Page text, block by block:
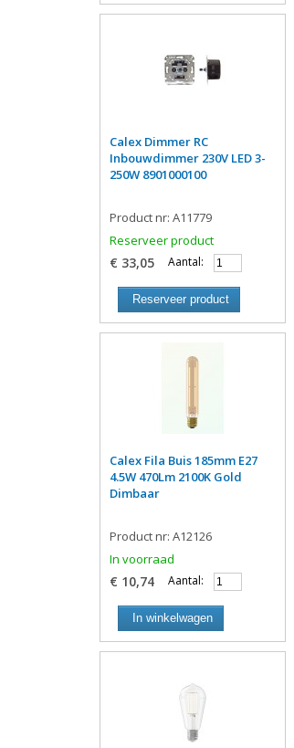
Calex Dimmer RC
Inbouwdimmer 230V LED 3-
250W 8901000100
Product nr: A11779
Reserveer product
€ 33,05 Aantal:
Reserveer product
Calex Fila Buis 185mm E27
4.5W 470Lm 2100K Gold
Dimbaar
Product nr: A12126
In voorraad
€ 10,74 Aantal:
In winkelwagen